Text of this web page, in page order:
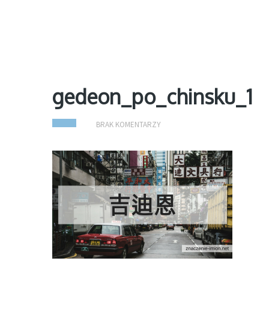
gedeon_po_chinsku_1
BRAK KOMENTARZY